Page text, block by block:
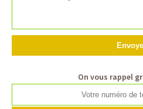
On vous rappel